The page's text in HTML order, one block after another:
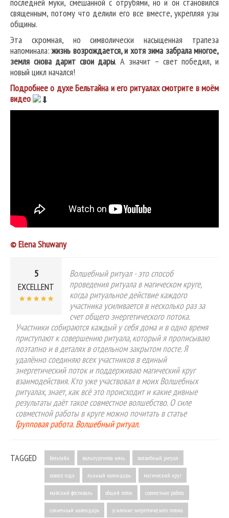
последней муки, смешанной с отрубями, но и он становился
священным, потому что делили его все вместе, укрепляя узы
общины.
Эта скромная, но символически насыщенная трапеза
напоминала:жизнь возрождается, и хотя зима забрала многое,
земля снова дарит свои дары. А значит – свет победил, и
новый цикл начался!
Подробнее о духе Бельтайна и его ритуалах смотрите в моём
видео
© Elena Shuwany
5
EXCELLENT
Волшебный ритуал - это способ
проведения ритуала в магическом круге,
когда ритуальное действие каждого
участника усиливается в несколько раз за
счет общего энергетического потока.
Участники собираются каждый у себя дома и в одно время
приступают к совершению ритуала, который я прописываю
поэтапно и в деталях в отдельном закрытом посте. Я
удалённо соединяю всех участников в единый
энергетический поток и поддерживаю магический круг
взаимодействия. Кто уже участвовал в моих Волшебных
ритуалах, знает, как всё это происходит и какие дивные
результаты даёт такое совместное волшебство. О силе
совместной работы в круге можно почитать в статье
Групповая работа. Волшебный ритуал.
TAGGED Бельтайн вальпургиева ночь волшебный ритуал
колесо года лунный календарь магический круг
майский фестиваль общий поток совместная работа
солнечный календарь усиление энергетического потока